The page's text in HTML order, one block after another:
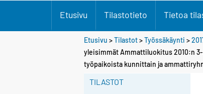
Etusivu Tilastotieto Tietoa
Etusivu >Tilastot>Työssäkäynti >
yleisimmät Ammattiluokitus 2010:n
työpaikoista kunnittain ja
TILASTOT